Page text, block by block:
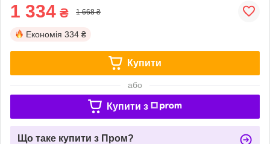
1 334 ₴ 1 668 ₴
Економія 334 ₴
Купити
або
Купити з
Що таке купити з Пром?